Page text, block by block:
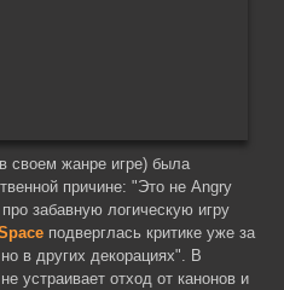
своем жанре игре) была
причине: "Это не Angry
забавную логическую игру
подверглась критике уже за
в других декорациях". В
устраивает отход от канонов и